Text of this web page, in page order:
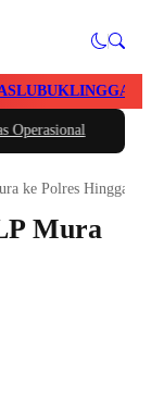
LUBUKLINGGAU
ke Polres Hingga
Mura